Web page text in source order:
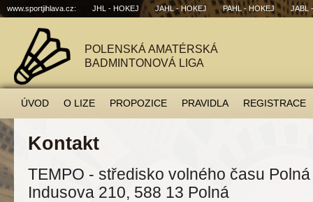
www.sportjihlava.cz: JHL - HOKEJ JAHL - HOKEJ PAHL - HOKEJ JABL
POLENSKÁ AMATÉRSKÁ
BADMINTONOVÁ LIGA
ÚVOD O LIZE PROPOZICE PRAVIDLA REGISTRACE
Kontakt
TEMPO - středisko volného času Polná
Indusova 210, 588 13 Polná